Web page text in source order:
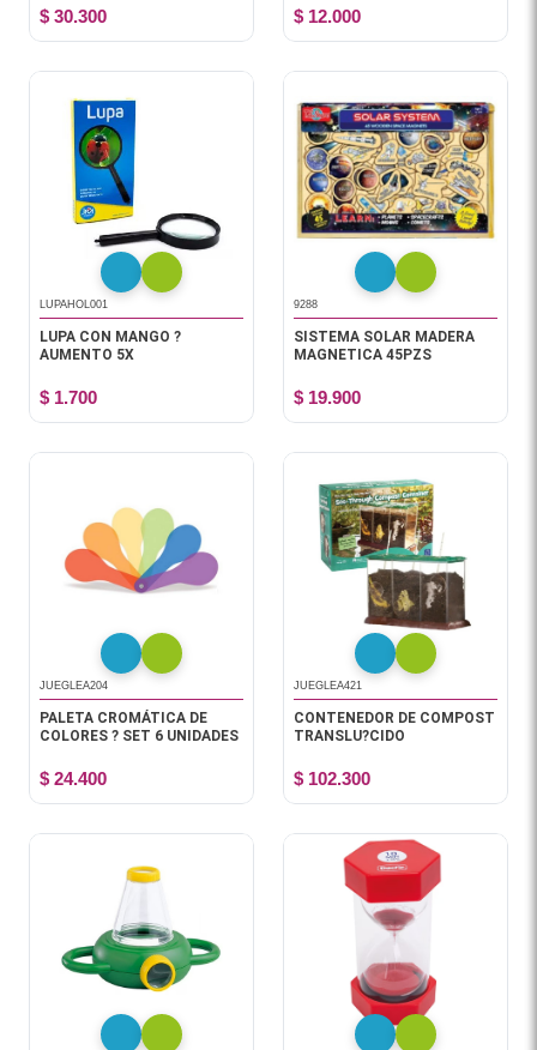
$ 30.300 $ 12.000
LUPAHOL001
LUPA CON MANGO ?
AUMENTO 5X
$ 1.700
9288
SISTEMA SOLAR MADERA
MAGNETICA 45PZS
$ 19.900
JUEGLEA204
PALETA CROMÁTICA DE
COLORES ? SET 6 UNIDADES
$ 24.400
JUEGLEA421
CONTENEDOR DE COMPOST
TRANSLU?CIDO
$ 102.300